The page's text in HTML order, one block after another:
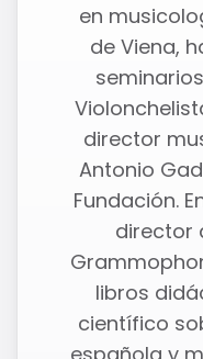
en
de Viena,
director
Antonio
Fundación.
director
libros
científico